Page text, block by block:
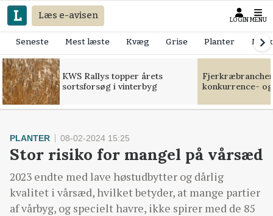
Læs e-avisen LOGIN MENU
Seneste Mest læste Kvæg Grise Planter
KWS Rallys topper årets
sortsforsøg i vinterbyg
konkurrence-
PLANTER 08-02-2024 15:25
Stor risiko for mangel på vårsæd
2023 endte med lave høstudbytter og dårlig
kvalitet i vårsæd, hvilket betyder, at mange partier
af vårbyg, og specielt havre, ikke spirer med de 85